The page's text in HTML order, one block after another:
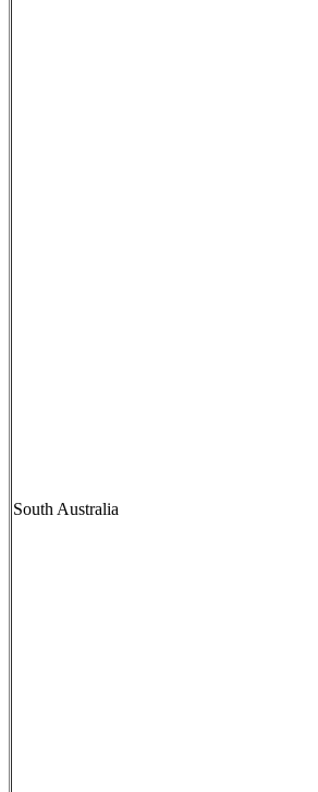
South Australia